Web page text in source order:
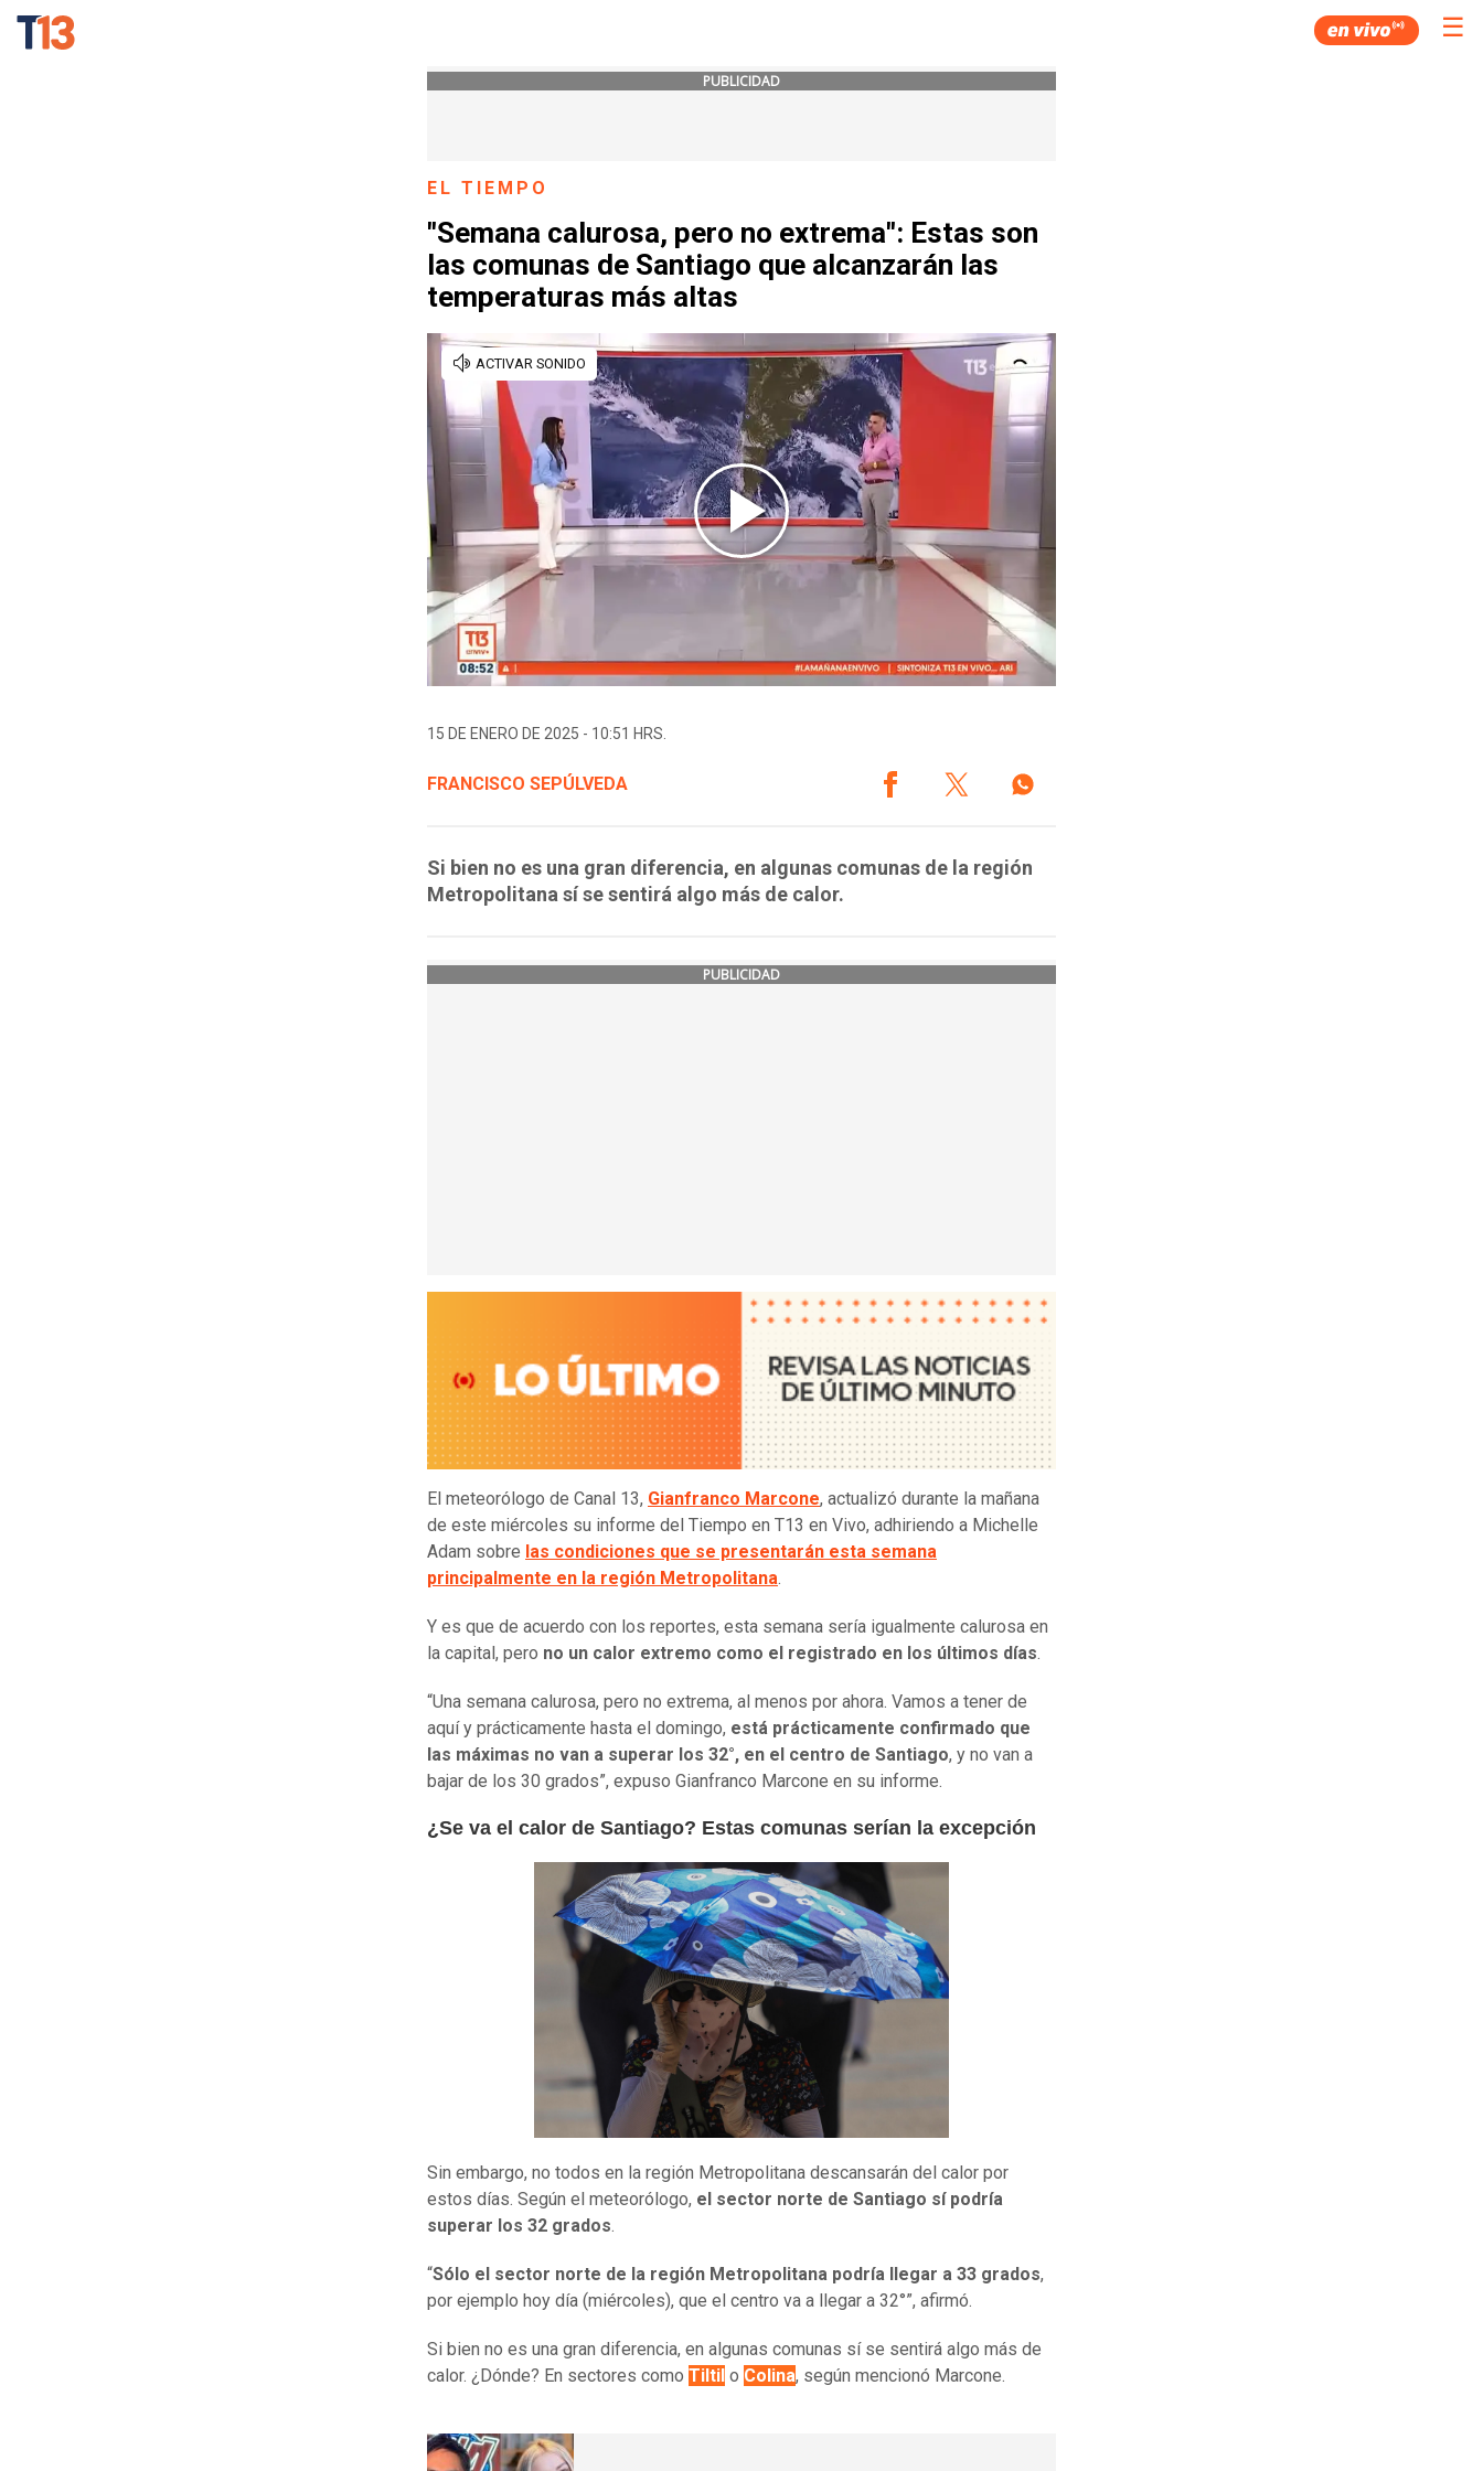
☰
PUBLICIDAD
EL TIEMPO
"Semana calurosa, pero no extrema": Estas son
las comunas de Santiago que alcanzarán las
temperaturas más altas
15 DE ENERO DE 2025 - 10:51 HRS.
FRANCISCO SEPÚLVEDA
Si bien no es una gran diferencia, en algunas comunas de la región
Metropolitana sí se sentirá algo más de calor.
PUBLICIDAD
El meteorólogo de Canal 13, Gianfranco Marcone, actualizó durante la mañana
de este miércoles su informe del Tiempo en T13 en Vivo, adhiriendo a Michelle
Adam sobre las condiciones que se presentarán esta semana
principalmente en la región Metropolitana.
Y es que de acuerdo con los reportes, esta semana sería igualmente calurosa en
la capital, pero no un calor extremo como el registrado en los últimos días.
“Una semana calurosa, pero no extrema, al menos por ahora. Vamos a tener de
aquí y prácticamente hasta el domingo, está prácticamente confirmado que
las máximas no van a superar los 32°, en el centro de Santiago, y no van a
bajar de los 30 grados”, expuso Gianfranco Marcone en su informe.
¿Se va el calor de Santiago? Estas comunas serían la excepción
Sin embargo, no todos en la región Metropolitana descansarán del calor por
estos días. Según el meteorólogo, el sector norte de Santiago sí podría
superar los 32 grados.
“Sólo el sector norte de la región Metropolitana podría llegar a 33 grados,
por ejemplo hoy día (miércoles), que el centro va a llegar a 32°”, afirmó.
Si bien no es una gran diferencia, en algunas comunas sí se sentirá algo más de
calor. ¿Dónde? En sectores como Tiltil o Colina, según mencionó Marcone.